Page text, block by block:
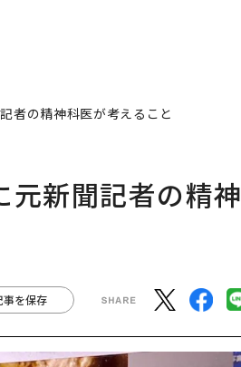
者の精神科医が考えること
元新聞記者の精神
事を保存